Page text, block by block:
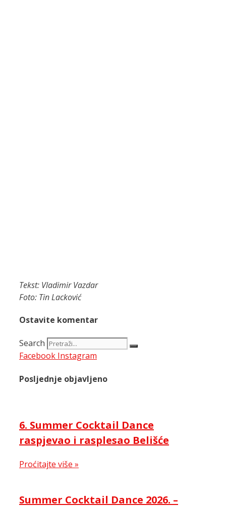
Tekst: Vladimir Vazdar
Foto: Tin Lacković
Ostavite komentar
Search
Facebook Instagram
Posljednje objavljeno
6. Summer Cocktail Dance
raspjevao i rasplesao Belišće
Proćitajte više »
Summer Cocktail Dance 2026. –